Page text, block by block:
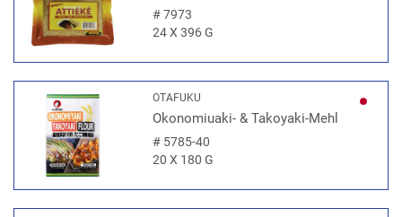
#7973
24 X 396 G
OTAFUKU
Okonomiuaki- & Takoyaki-Mehl
#5785-40
20 X 180 G